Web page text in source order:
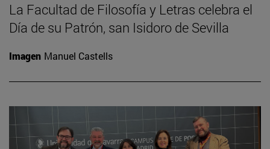
La Facultad de Filosofía y Letras celebra el
Día de su Patrón, san Isidoro de Sevilla
Imagen Manuel Castells